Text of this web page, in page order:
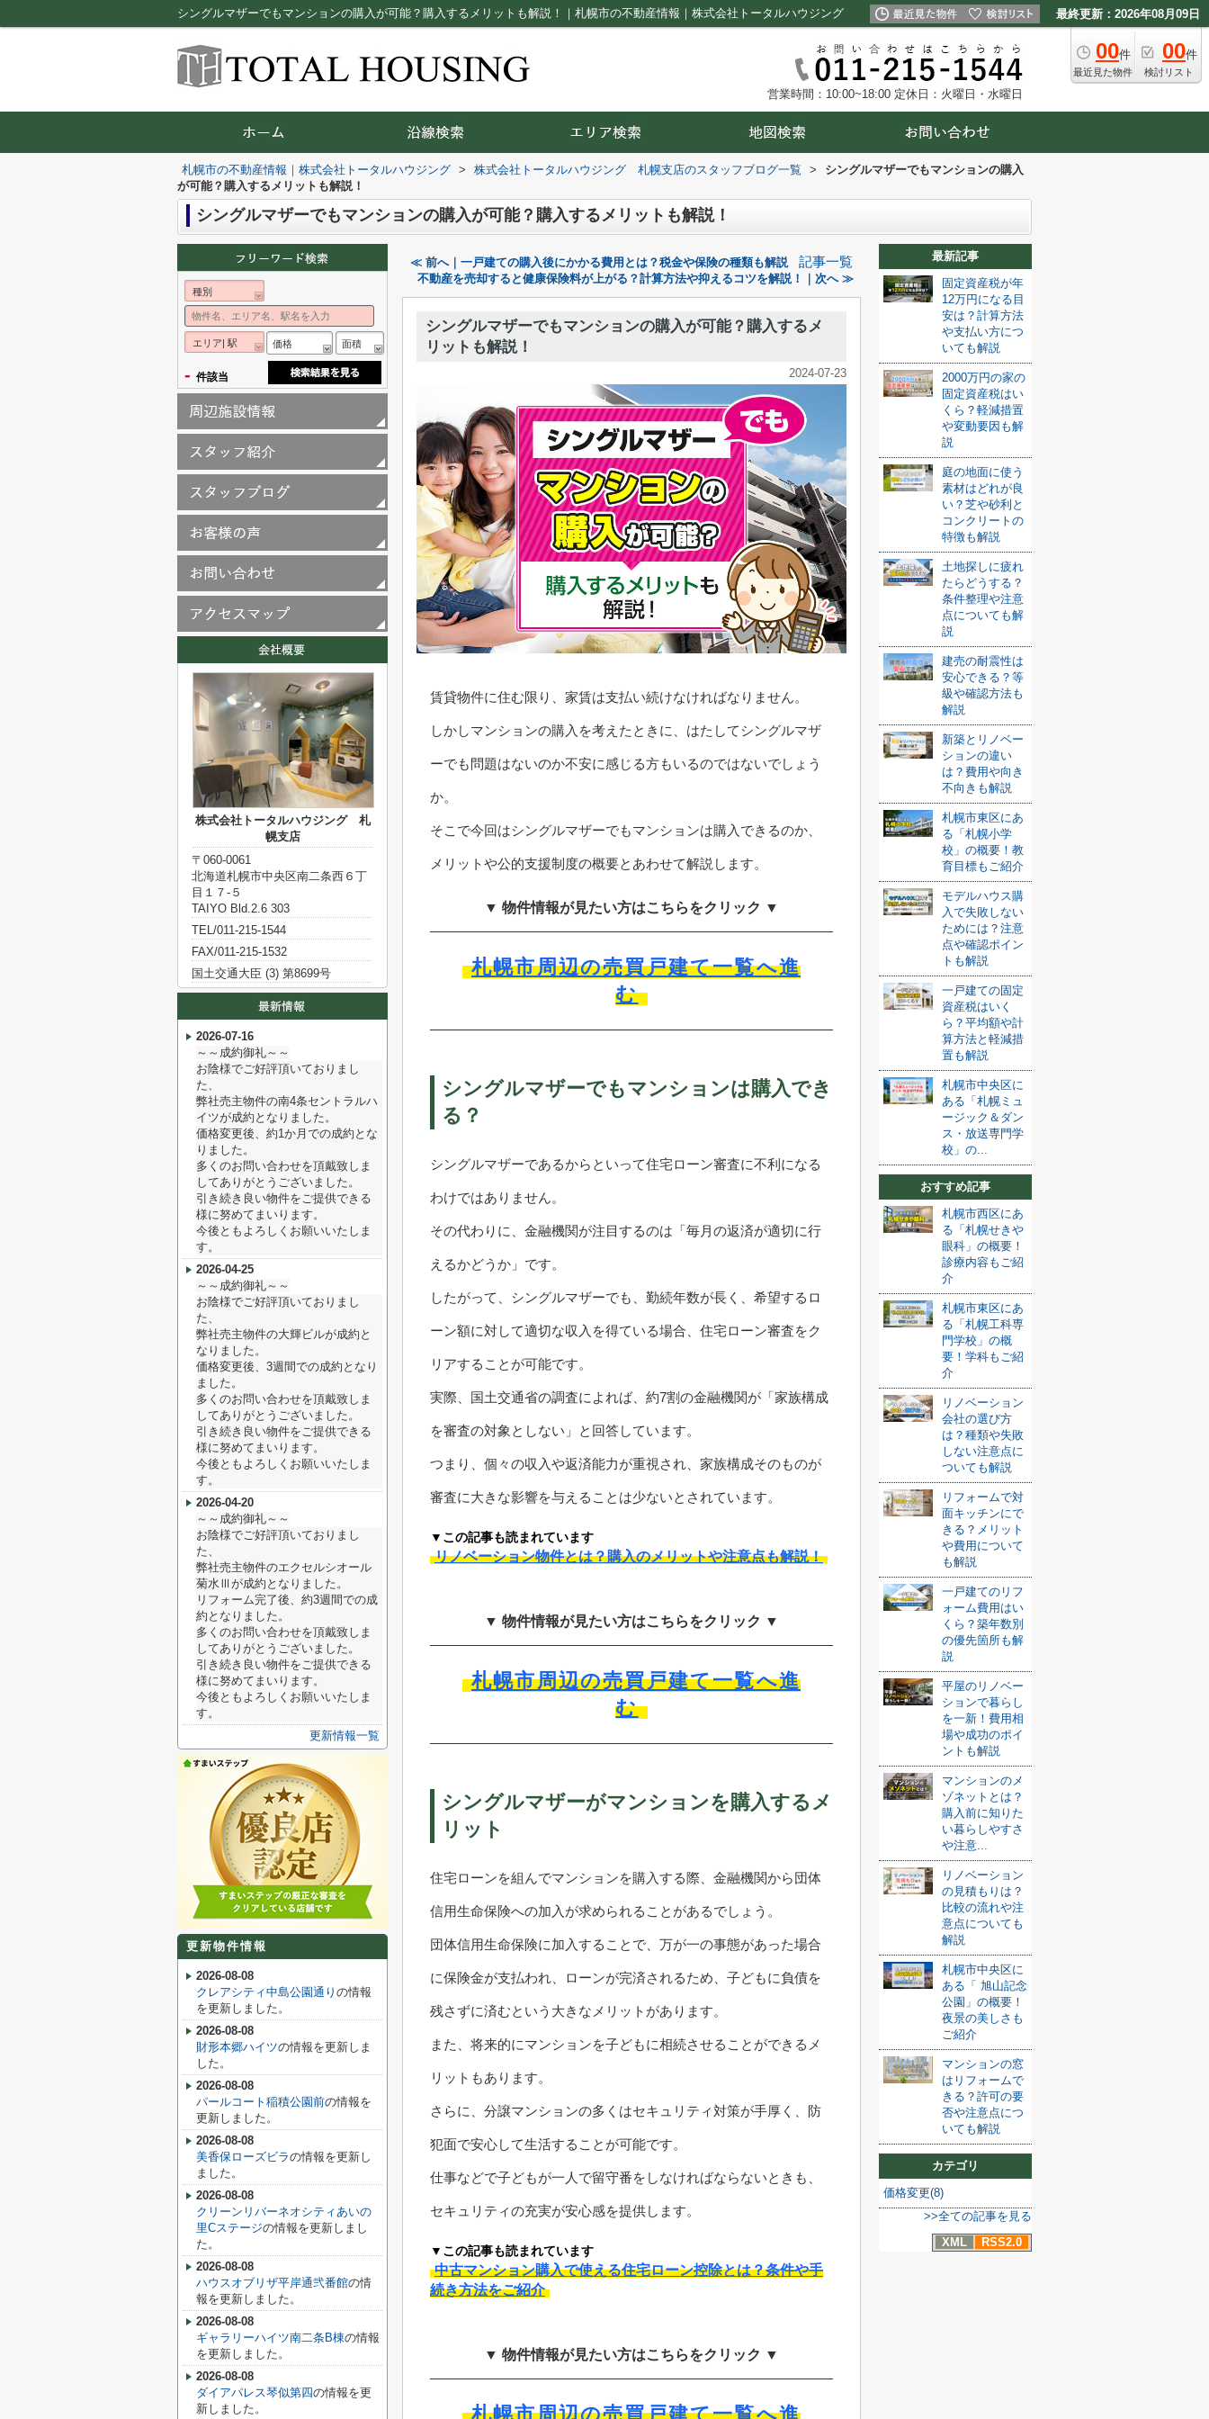
シングルマザーでもマンションの購入が可能？購入するメリットも解説！｜札幌市の不動産情報｜株式会社トータルハウジング 最終更新：2026年08月09日
00件
最近見た物件
00件
検討リスト
営業時間：10:00~18:00 定休日：火曜日・水曜日
札幌市の不動産情報｜株式会社トータルハウジング > 株式会社トータルハウジング 札幌支店のスタッフブログ一覧 >
シングルマザーでもマンションの購入
が可能？購入するメリットも解説！
シングルマザーでもマンションの購入が可能？購入するメリットも解説！
≪ 前へ｜一戸建ての購入後にかかる費用とは？税金や保険の種類も解説 記事一覧
不動産を売却すると健康保険料が上がる？計算方法や抑えるコツを解説！｜次へ ≫
シングルマザーでもマンションの購入が可能？購入するメ
リットも解説！
2024-07-23
賃貸物件に住む限り、家賃は支払い続けなければなりません。
しかしマンションの購入を考えたときに、はたしてシングルマザ
ーでも問題はないのか不安に感じる方もいるのではないでしょう
か。
そこで今回はシングルマザーでもマンションは購入できるのか、
メリットや公的支援制度の概要とあわせて解説します。
▼ 物件情報が見たい方はこちらをクリック ▼
札幌市周辺の売買戸建て一覧へ進
む
シングルマザーでもマンションは購入でき
る？
シングルマザーであるからといって住宅ローン審査に不利になる
わけではありません。
その代わりに、金融機関が注目するのは「毎月の返済が適切に行
えるかどうか」です。
したがって、シングルマザーでも、勤続年数が長く、希望するロ
ーン額に対して適切な収入を得ている場合、住宅ローン審査をク
リアすることが可能です。
実際、国土交通省の調査によれば、約7割の金融機関が「家族構成
を審査の対象としない」と回答しています。
つまり、個々の収入や返済能力が重視され、家族構成そのものが
審査に大きな影響を与えることは少ないとされています。
▼この記事も読まれています
リノベーション物件とは？購入のメリットや注意点も解説！
▼ 物件情報が見たい方はこちらをクリック ▼
札幌市周辺の売買戸建て一覧へ進
む
シングルマザーがマンションを購入するメ
リット
住宅ローンを組んでマンションを購入する際、金融機関から団体
信用生命保険への加入が求められることがあるでしょう。
団体信用生命保険に加入することで、万が一の事態があった場合
に保険金が支払われ、ローンが完済されるため、子どもに負債を
残さずに済むという大きなメリットがあります。
また、将来的にマンションを子どもに相続させることができるメ
リットもあります。
さらに、分譲マンションの多くはセキュリティ対策が手厚く、防
犯面で安心して生活することが可能です。
仕事などで子どもが一人で留守番をしなければならないときも、
セキュリティの充実が安心感を提供します。
▼この記事も読まれています
中古マンション購入で使える住宅ローン控除とは？条件や手
続き方法をご紹介
▼ 物件情報が見たい方はこちらをクリック ▼
札幌市周辺の売買戸建て一覧へ進
最新記事
固定資産税が年
12万円になる目
安は？計算方法
や支払い方につ
いても解説
2000万円の家の
固定資産税はい
くら？軽減措置
や変動要因も解
説
庭の地面に使う
素材はどれが良
い？芝や砂利と
コンクリートの
特徴も解説
土地探しに疲れ
たらどうする？
条件整理や注意
点についても解
説
建売の耐震性は
安心できる？等
級や確認方法も
解説
新築とリノベー
ションの違い
は？費用や向き
不向きも解説
札幌市東区にあ
る「札幌小学
校」の概要！教
育目標もご紹介
モデルハウス購
入で失敗しない
ためには？注意
点や確認ポイン
トも解説
一戸建ての固定
資産税はいく
ら？平均額や計
算方法と軽減措
置も解説
札幌市中央区に
ある「札幌ミュ
ージック＆ダン
ス・放送専門学
校」の...
おすすめ記事
札幌市西区にあ
る「札幌せきや
眼科」の概要！
診療内容もご紹
介
札幌市東区にあ
る「札幌工科専
門学校」の概
要！学科もご紹
介
リノベーション
会社の選び方
は？種類や失敗
しない注意点に
ついても解説
リフォームで対
面キッチンにで
きる？メリット
や費用について
も解説
一戸建てのリフ
ォーム費用はい
くら？築年数別
の優先箇所も解
説
平屋のリノベー
ションで暮らし
を一新！費用相
場や成功のポイ
ントも解説
マンションのメ
ゾネットとは？
購入前に知りた
い暮らしやすさ
や注意...
リノベーション
の見積もりは？
比較の流れや注
意点についても
解説
札幌市中央区に
ある「 旭山記念
公園」の概要！
夜景の美しさも
ご紹介
マンションの窓
はリフォームで
きる？許可の要
否や注意点につ
いても解説
カテゴリ
価格変更(8)
>>全ての記事を見る
XML
RSS2.0
種別
エリア| 駅 価格 面積
- 件該当
株式会社トータルハウジング 札
幌支店
〒060-0061
北海道札幌市中央区南二条西６丁
目１７‐５
TAIYO Bld.2.6 303
TEL/011-215-1544
FAX/011-215-1532
国土交通大臣 (3) 第8699号
2026-07-16
～～成約御礼～～
お陰様でご好評頂いておりまし
た、
弊社売主物件の南4条セントラルハ
イツが成約となりました。
価格変更後、約1か月での成約とな
りました。
多くのお問い合わせを頂戴致しま
してありがとうございました。
引き続き良い物件をご提供できる
様に努めてまいります。
今後ともよろしくお願いいたしま
す。
2026-04-25
～～成約御礼～～
お陰様でご好評頂いておりまし
た、
弊社売主物件の大輝ビルが成約と
なりました。
価格変更後、3週間での成約となり
ました。
多くのお問い合わせを頂戴致しま
してありがとうございました。
引き続き良い物件をご提供できる
様に努めてまいります。
今後ともよろしくお願いいたしま
す。
2026-04-20
～～成約御礼～～
お陰様でご好評頂いておりまし
た、
弊社売主物件のエクセルシオール
菊水Ⅲが成約となりました。
リフォーム完了後、約3週間での成
約となりました。
多くのお問い合わせを頂戴致しま
してありがとうございました。
引き続き良い物件をご提供できる
様に努めてまいります。
今後ともよろしくお願いいたしま
す。
更新情報一覧
更新物件情報
2026-08-08
クレアシティ中島公園通り の情報
を更新しました。
2026-08-08
財形本郷ハイツの情報を更新しま
した。
2026-08-08
パールコート稲積公園前の情報を
更新しました。
2026-08-08
美香保ローズビラの情報を更新し
ました。
2026-08-08
クリーンリバーネオシティあいの
里Cステージの情報を更新しまし
た。
2026-08-08
ハウスオブリザ平岸通弐番館の情
報を更新しました。
2026-08-08
ギャラリーハイツ南二条B棟の情報
を更新しました。
2026-08-08
ダイアパレス琴似第四の情報を更
新しました。